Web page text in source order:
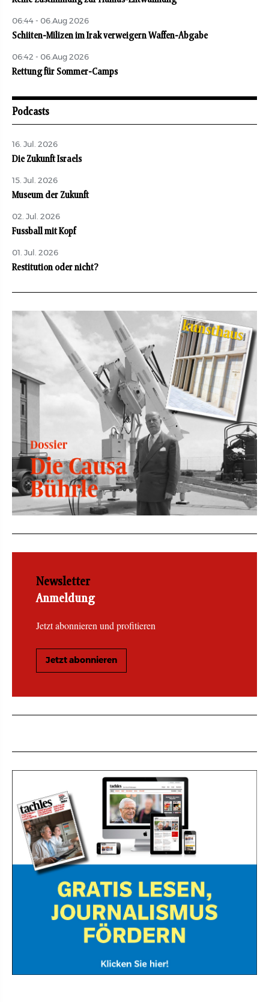
06:44 - 06.Aug 2026
Schiiten-Milizen im Irak verweigern Waffen-Abgabe
06:42 - 06.Aug 2026
Rettung für Sommer-Camps
Podcasts
16. Jul. 2026
Die Zukunft Israels
15. Jul. 2026
Museum der Zukunft
02. Jul. 2026
Fussball mit Kopf
01. Jul. 2026
Restitution oder nicht?
Newsletter
Anmeldung
Jetzt abonnieren und profitieren
Jetzt abonnieren